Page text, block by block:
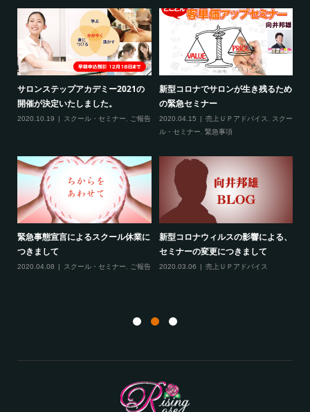
サロンステップアカデミー2021の
開催が決定いたしました。
2020.10.19 スクール・セミナー ご報告
新型コロナでサロンが生き残るため
の緊急セミナー
2020.04.15 売上ＵＰアドバイス
スクー
ル・セミナー
緊急事項
緊急事態宣言によるスクール休業に
つきまして
2020.04.08 スクール・セミナー ご報告
新型コロナウィルスの影響による、
セミナーの変更につきまして
2020.03.06 売上ＵＰアドバイス